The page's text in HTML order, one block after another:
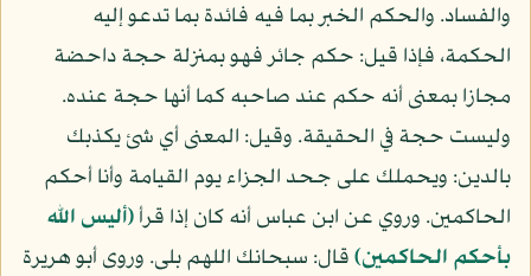
والفساد. والحكم الخبر بما فيه فائدة بما تدعو إليه
الحكمة، فإذا قيل: حكم جائر فهو بمنزلة حجة داحضة
مجازا بمعنى أنه حكم عند صاحبه كما أنها حجة عنده.
وليست حجة في الحقيقة. وقيل: المعنى أي شئ يكذبك
بالدين: ويحملك على جحد الجزاء يوم القيامة وأنا أحكم
الحاكمين. وروي عن ابن عباس أنه كان إذا قرأ(أليس الله
بأحكم الحاكمين)قال: سبحانك اللهم بلى. وروى أبو هريرة